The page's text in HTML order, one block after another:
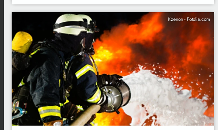
Kzenon - Fotolia.com